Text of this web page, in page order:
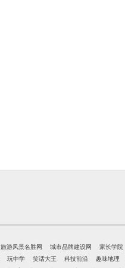
旅游风景名胜网 城市品牌建设网 家长学院
玩中学 笑话大王 科技前沿 趣味地理